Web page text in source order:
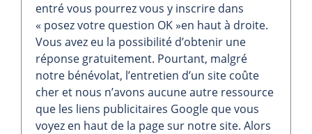
entré vous pourrez vous y inscrire dans
« posez votre question OK »en haut à droite.
Vous avez eu la possibilité d’obtenir une
réponse gratuitement. Pourtant, malgré
notre bénévolat, l’entretien d’un site coûte
cher et nous n’avons aucune autre ressource
que les liens publicitaires Google que vous
voyez en haut de la page sur notre site. Alors